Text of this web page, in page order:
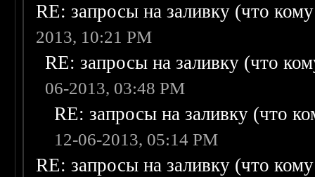
RE: запросы на заливку (что
2013, 10:21 PM
RE: запросы на заливку (что
06-2013, 03:48 PM
RE: запросы на заливку (что
12-06-2013, 05:14 PM
RE: запросы на заливку (что